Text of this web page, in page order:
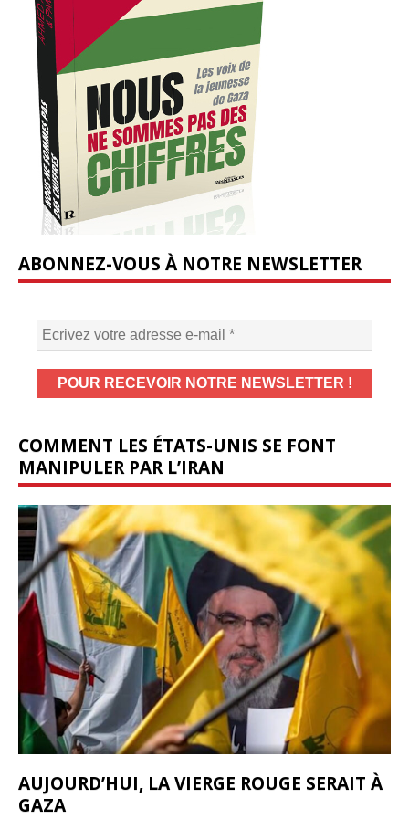
ABONNEZ-VOUS À NOTRE NEWSLETTER
COMMENT LES ÉTATS-UNIS SE FONT
MANIPULER PAR L’IRAN
AUJOURD’HUI, LA VIERGE ROUGE SERAIT À
GAZA